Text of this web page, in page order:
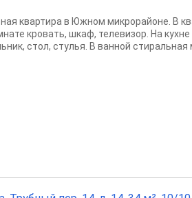
квартира в Южном микрорайоне. В
кровать, шкаф, телевизор. На
стол, стулья. В ванной стиральная